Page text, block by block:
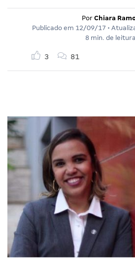
Por Chiara
Publicado em 12/09/17 •
8 min. de leitura
3 81